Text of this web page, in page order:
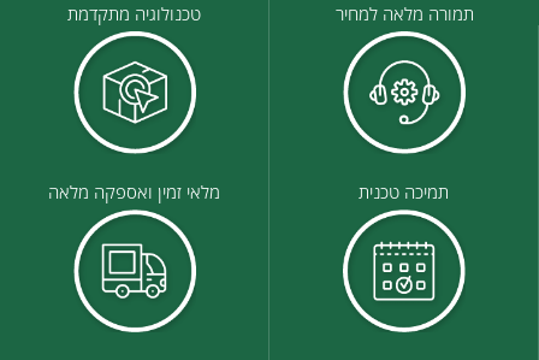
תמורה מלאה למחיר טכנולוגיה מתקדמת
תמיכה טכנית מלאי זמין ואספקה מלאה